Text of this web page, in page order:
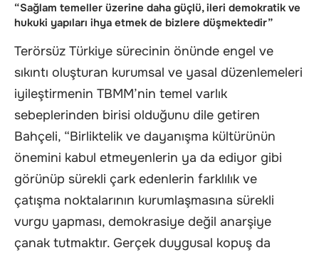
“Sağlam temeller üzerine daha güçlü, ileri demokratik ve
hukuki yapıları ihya etmek de bizlere düşmektedir”
Terörsüz Türkiye sürecinin önünde engel ve
sıkıntı oluşturan kurumsal ve yasal düzenlemeleri
iyileştirmenin TBMM’nin temel varlık
sebeplerinden birisi olduğunu dile getiren
Bahçeli, “Birliktelik ve dayanışma kültürünün
önemini kabul etmeyenlerin ya da ediyor gibi
görünüp sürekli çark edenlerin farklılık ve
çatışma noktalarının kurumlaşmasına sürekli
vurgu yapması, demokrasiye değil anarşiye
çanak tutmaktır. Gerçek duygusal kopuş da